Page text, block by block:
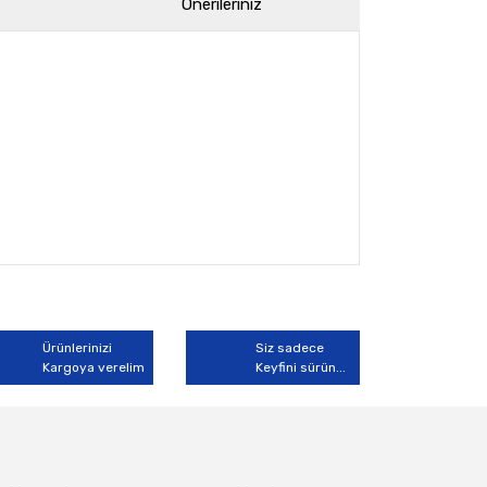
Önerileriniz
tarafımıza iletebilirsiniz.
Ürünlerinizi
Kargoya verelim
Siz sadece
Keyfini sürün...